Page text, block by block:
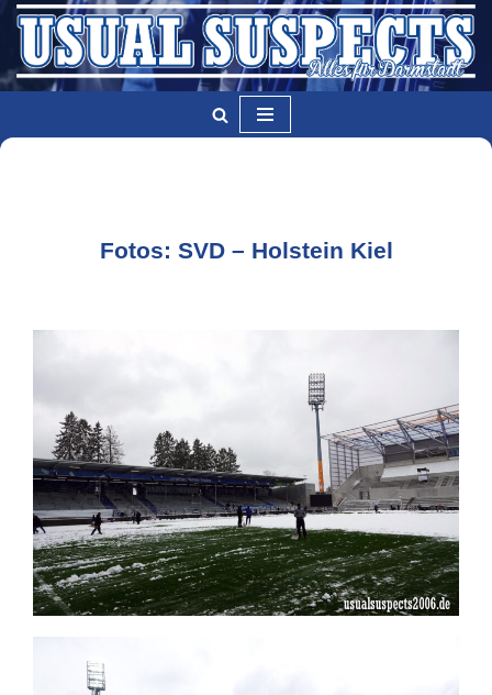
Zum
Inhalt
Fotos: SVD – Holstein Kiel